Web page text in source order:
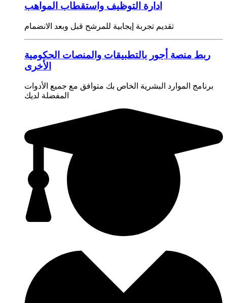
ادارة التوظيف واستقطاب المواهب
تقديم تجربة إيجابية للمرشح قبل وبعد الانضمام
ربط منصة أجور بالتطبيقات والمنصات الحكومية
الأخرى
برنامج الموارد البشرية الخاص بك متوافق مع جميع الأدوات
المفضلة لديك